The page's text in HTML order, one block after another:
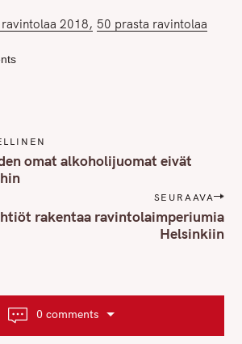
2018 50 prasta ravintolaa
omat alkoholijuomat eivät
SEURAAVA
rakentaa ravintolaimperiumia
Helsinkiin
0 comments